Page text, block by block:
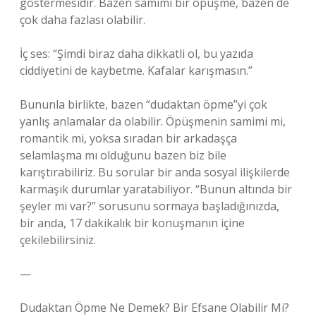
çok daha fazlası olabilir.
İç ses: “Şimdi biraz daha dikkatli ol, bu yazıda
ciddiyetini de kaybetme. Kafalar karışmasın.”
Bununla birlikte, bazen “dudaktan öpme”yi çok
yanlış anlamalar da olabilir. Öpüşmenin samimi mi,
romantik mi, yoksa sıradan bir arkadaşça
selamlaşma mı olduğunu bazen biz bile
karıştırabiliriz. Bu sorular bir anda sosyal ilişkilerde
karmaşık durumlar yaratabiliyor. “Bunun altında bir
şeyler mi var?” sorusunu sormaya başladığınızda,
bir anda, 17 dakikalık bir konuşmanın içine
çekilebilirsiniz.
—
Dudaktan Öpme Ne Demek? Bir Efsane Olabilir Mi?